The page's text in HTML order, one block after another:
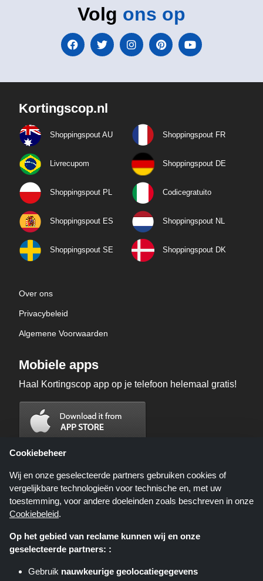
Volg ons op
Kortingscop.nl
Shoppingspout AU Shoppingspout FR
Livrecupom Shoppingspout DE
Shoppingspout PL Codicegratuito
Shoppingspout ES Shoppingspout NL
Shoppingspout SE Shoppingspout DK
Over ons
Privacybeleid
Algemene Voorwaarden
Mobiele apps
Haal Kortingscop app op je telefoon helemaal gratis!
Kortingscop.nl is een website die u deals, kortingen en kortingscodes biedt;
affiliate netwerken. Kortingscop.nl of zijn medewerkers maken geen deel uit
Cookiebeheer
Wij en onze geselecteerde partners gebruiken cookies of
vergelijkbare technologieën voor technische en, met uw
toestemming, voor andere doeleinden zoals beschreven in onze
Cookiebeleid.
Op het gebied van reclame kunnen wij en onze
geselecteerde partners: :
Gebruik nauwkeurige geolocatiegegevens